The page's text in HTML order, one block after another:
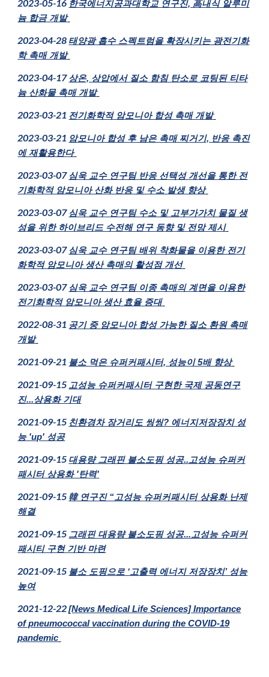
2023-05-16 한국에너지공과대학교 연구진, 高내식 알루미
늄 합금 개발
2023-04-28 태양광 흡수 스펙트럼을 확장시키는 광전기화
학 촉매 개발
2023-04-17상온, 상압에서 질소 함침 탄소로 코팅된 티타
늄 산화물 촉매 개발
2023-03-21 전기화학적 암모니아 합성 촉매 개발
2023-03-21 암모니아 합성 후 남은 촉매 찌거기, 반응 촉진
에 재활용한다
2023-03-07 심욱 교수 연구팀 반응 선택성 개선을 통한 전
기화학적 암모니아 산화 반응 및 수소 발생 향상
2023-03-07 심욱 교수 연구팀 수소 및 고부가가치 물질 생
성을 위한 하이브리드 수전해 연구 동향 및 전망 제시
2023-03-07 심욱 교수 연구팀 배위 착화물을 이용한 전기
화학적 암모니아 생산 촉매의 활성점 개선
2023-03-07 심욱 교수 연구팀 이종 촉매의 계면을 이용한
전기화학적 암모니아 생산 효율 증대
2022-08-31 공기 중 암모니아 합성 가능한 질소 환원 촉매
개발
2021-09-21 불소 먹은 슈퍼커패시터, 성능이 5배 향상
2021-09-15 고성능 슈퍼커패시터 구현한 국제 공동연구
진...상용화 기대
2021-09-15 친환경차 장거리도 씽씽? 에너지저장장치 성
능 'up' 성공
2021-09-15 대용량 그래핀 불소도핑 성공..고성능 슈퍼커
패시터 상용화 '탄력'
2021-09-15韓 연구진 “고성능 슈퍼커패시터 상용화 난제
해결
2021-09-15 그래핀 대용량 불소도핑 성공...고성능 슈퍼커
패시티 구현 기반 마련
2021-09-15 불소 도핑으로 ‘고출력 에너지 저장장치’ 성능
높여
2021-12-22 [News Medical Life Sciences] Importance
of pneumococcal vaccination during the COVID-19
pandemic